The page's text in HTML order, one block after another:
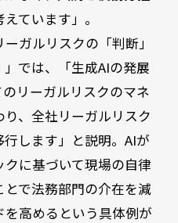
ています」。
ガルリスクの「判断」
では、「生成AIの発展
リーガルリスクのマネ
、全社リーガルリスク
します」と説明。AIが
に基づいて現場の自律
で法務部門の介在を減
高めるという具体例が